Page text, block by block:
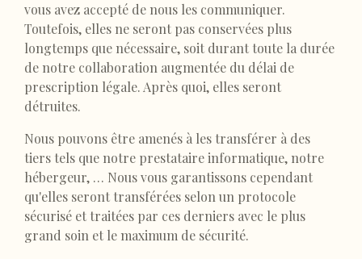
vous avez accepté de nous les communiquer.
Toutefois, elles ne seront pas conservées plus
longtemps que nécessaire, soit durant toute la durée
de notre collaboration augmentée du délai de
prescription légale. Après quoi, elles seront
détruites.
Nous pouvons être amenés à les transférer à des
tiers tels que notre prestataire informatique, notre
hébergeur, … Nous vous garantissons cependant
qu'elles seront transférées selon un protocole
sécurisé et traitées par ces derniers avec le plus
grand soin et le maximum de sécurité.